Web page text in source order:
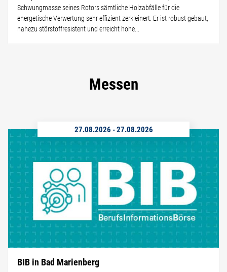
Schwungmasse seines Rotors sämtliche Holzabfälle für die
energetische Verwertung sehr effizient zerkleinert. Er ist robust gebaut,
nahezu störstoffresistent und erreicht hohe...
Messen
27.08.2026 -27.08.2026
BIB in Bad Marienberg